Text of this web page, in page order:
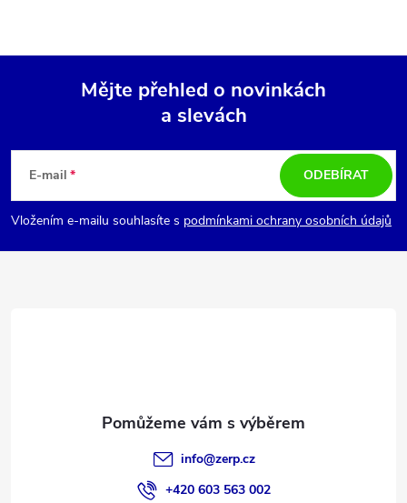
p
a
Mějte přehled o novinkách
a slevách
E-mail
Vložením e-mailu souhlasíte s podmínkami ochrany osobních údajů
ODEBÍRAT
info@zerp.cz
+420 603 563 002